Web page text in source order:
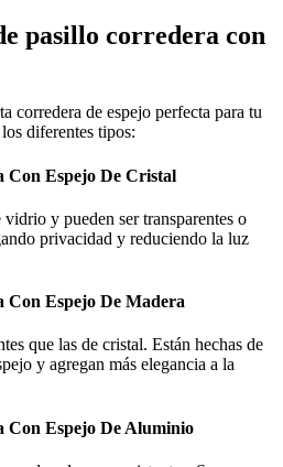
pasillo corredera con
corredera de espejo perfecta para tu
diferentes tipos:
Con Espejo De Cristal
vidrio y pueden ser transparentes o
privacidad y reduciendo la luz
Con Espejo De Madera
que las de cristal. Están hechas de
y agregan más elegancia a la
Con Espejo De Aluminio